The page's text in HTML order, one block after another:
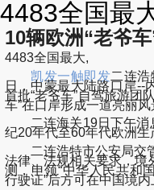
4483全国最
10辆欧洲“老爷
4483全国最大,
凯发一触即发二连
日，中蒙最大陆路口岸--
首批“老爷车”自驾旅游团
车”在口岸形成一道亮丽
二连海关19日下午消息
纪20年代至60年代欧洲
二连浩特市公安局交管
法律、法规相关要求，境
测，申领“中华人民共和
行驶证”后方可在中国境内